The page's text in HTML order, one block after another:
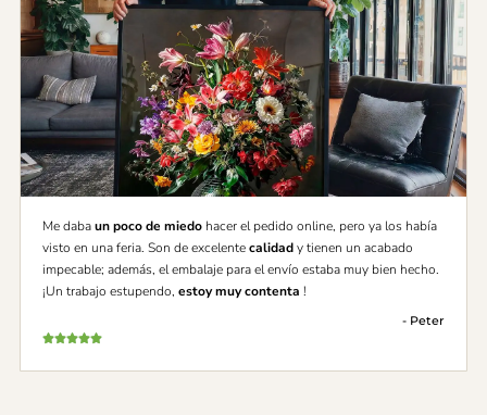
Me dabaun poco de miedo hacer el pedido online, pero ya los había
visto en una feria. Son de excelentecalidady tienen un acabado
impecable; además, el embalaje para el envío estaba muy bien hecho.
¡Un trabajo estupendo, estoy muy contenta !
- Peter